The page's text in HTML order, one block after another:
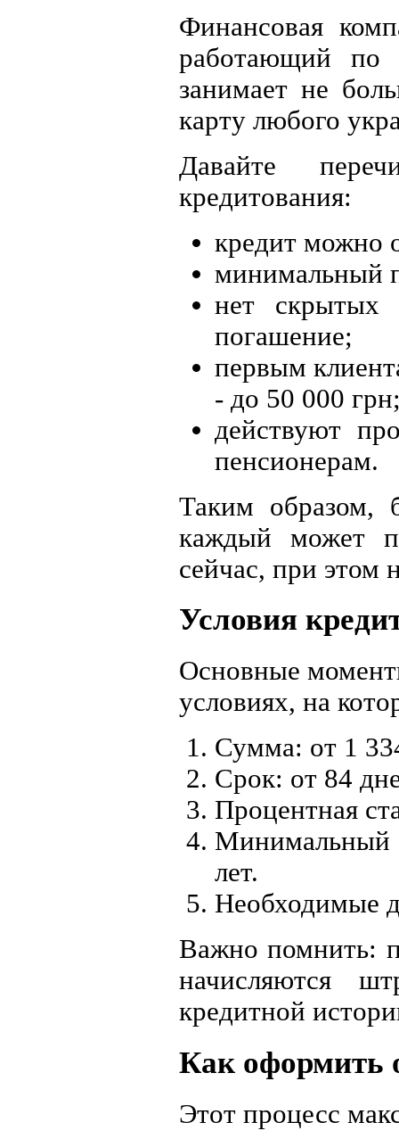
Финансовая
работающий по
занимает не
карту любого
Давайте
кредитования:
кредит можно
минимальный
нет скрытых
погашение;
первым
- до 50 000
действуют
пенсионерам.
Таким образом,
каждый может
сейчас, при этом
Условия
Основные
условиях, на
Сумма: от 1
Срок: от 84
Процентная
Минимальный
лет.
Необходимые
Важно помнить:
начисляются
кредитной
Как оформить
Этот процесс